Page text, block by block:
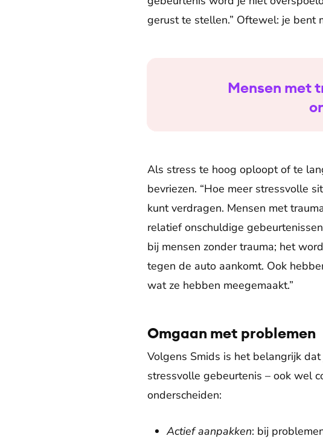
gerust te stellen.” Oftewel: je bent
Mensen met
Als stress te hoog oploopt of te
bevriezen. “Hoe meer stressvolle
kunt verdragen. Mensen met
relatief onschuldige
bij mensen zonder trauma; het
tegen de auto aankomt. Ook
wat ze hebben meegemaakt.”
Omgaan met problemen
Volgens Smids is het belangrijk
stressvolle gebeurtenis – ook wel
onderscheiden:
Actief aanpakken: bij